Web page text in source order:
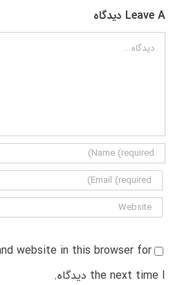
Leave A دیدگاه
دیدگاه
website in this browser for
the next time I دیدگاه.